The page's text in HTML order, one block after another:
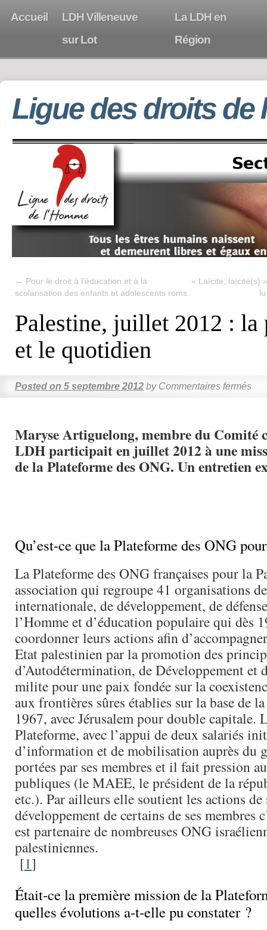
Accueil
LDH Villeneuve
sur Lot
La LDH en
Région
Ligue des droits de
← Pour le droit à l’éducation et à la
scolarisation des enfants et adolescents roms.
« Laïcite, laïcité(s)
Palestine, juillet 2012 :
et le quotidien
Posted on 5 septembre 2012 by Commentaires fermés
Maryse Artiguelong, membre du Comité
LDH participait en juillet 2012 à une
de la Plateforme des ONG. Un entretien
Qu’est-ce que la Plateforme des ONG
La Plateforme des ONG françaises pour la
association qui regroupe 41 organisations
internationale, de développement, de
l’Homme et d’éducation populaire qui dès
coordonner leurs actions afin
Etat palestinien par la promotion des
d’Autodétermination, de Développement et
milite pour une paix fondée sur la
aux frontières sûres établies sur la base de
1967, avec Jérusalem pour double capitale.
Plateforme, avec l’appui de deux salariés
d’information et de mobilisation auprès du
portées par ses membres et il fait pression
publiques (le MAEE, le président de la
etc.). Par ailleurs elle soutient les actions
développement de certains de ses membres
est partenaire de nombreuses ONG
palestiniennes.
[1]
Était-ce la première mission de la
quelles évolutions a-t-elle pu constater ?